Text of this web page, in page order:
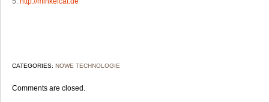
CATEGORIES: NOWE TECHNOLOGIE
Comments are closed.